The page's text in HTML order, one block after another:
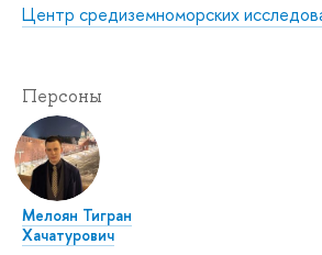
Центр средиземноморских
Персоны
Мелоян Тигран
Хачатурович